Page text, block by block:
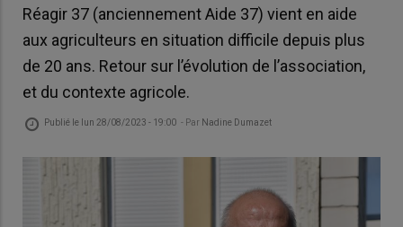
Réagir 37 (anciennement Aide 37) vient en aide
aux agriculteurs en situation difficile depuis plus
de 20 ans. Retour sur l’évolution de l’association,
et du contexte agricole.
Publié le lun 28/08/2023 - 19:00 - Par Nadine Dumazet